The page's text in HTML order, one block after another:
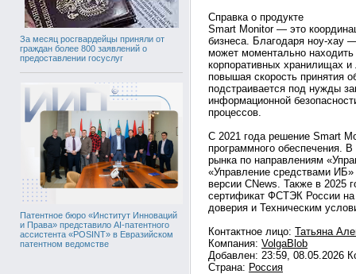
За месяц росгвардейцы приняли от
граждан более 800 заявлений о
предоставлении госуслуг
Патентное бюро «Институт Инноваций
и Права» представило AI-патентного
ассистента «POSINT» в Евразийском
патентном ведомстве
Справка о продукте
Smart Monitor — это
бизнеса. Благодаря ноу-хау
может моментально
корпоративных хранилищах
повышая скорость принятия
подстраивается под нужды
информационной
процессов.
С 2021 года решение Smart
программного обеспечения.
рынка по направлениям
«Управление средствами
версии CNews. Также в 2025
сертификат ФСТЭК России на
доверия и Техническим
Контактное лицо: Татьяна
Компания: VolgaBlob
Добавлен: 23:59, 08.05.2026
Страна: Россия